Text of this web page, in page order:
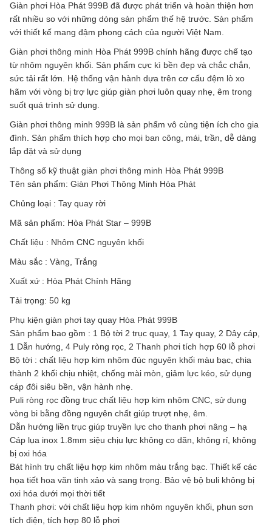
Giàn phơi Hòa Phát 999B đã được phát triển và hoàn thiện hơn
rất nhiều so với những dòng sản phẩm thế hệ trước. Sản phẩm
với thiết kế mang đậm phong cách của người Việt Nam.
Giàn phơi thông minh Hòa Phát 999B chính hãng được chế tạo
từ nhôm nguyên khối. Sản phẩm cực kì bền đẹp và chắc chắn,
sức tải rất lớn. Hệ thống vận hành dựa trên cơ cấu đệm lò xo
hãm với vòng bị trợ lực giúp giàn phơi luôn quay nhẹ, êm trong
suốt quá trình sử dụng.
Giàn phơi thông minh 999B là sản phẩm vô cùng tiện ích cho gia
đình. Sản phẩm thích hợp cho mọi ban công, mái, trần, dễ dàng
lắp đặt và sử dụng
Thông số kỹ thuật giàn phơi thông minh Hòa Phát 999B
Tên sản phẩm: Giàn Phơi Thông Minh Hòa Phát
Chủng loại : Tay quay rời
Mã sản phẩm: Hòa Phát Star – 999B
Chất liệu : Nhôm CNC nguyên khối
Màu sắc : Vàng, Trắng
Xuất xứ : Hòa Phát Chính Hãng
Tải trọng: 50 kg
Phụ kiện giàn phơi tay quay Hòa Phát 999B
Sản phẩm bao gồm : 1 Bộ tời 2 trục quay, 1 Tay quay, 2 Dây cáp,
1 Dẫn hướng, 4 Puly ròng rọc, 2 Thanh phơi tích hợp 60 lỗ phơi
Bộ tời : chất liệu hợp kim nhôm đúc nguyên khối màu bạc, chia
thành 2 khối chịu nhiệt, chống mài mòn, giảm lực kéo, sử dụng
cáp đôi siêu bền, vận hành nhẹ.
Puli ròng rọc đồng trục chất liệu hợp kim nhôm CNC, sử dụng
vòng bi bằng đồng nguyên chất giúp trượt nhẹ, êm.
Dẫn hướng liền trục giúp truyền lực cho thanh phơi nâng – hạ
Cáp lụa inox 1.8mm siệu chịu lực không co dãn, không rỉ, không
bị oxi hóa
Bát hình trụ chất liệu hợp kim nhôm màu trắng bạc. Thiết kế các
họa tiết hoa văn tinh xảo và sang trọng. Bảo vệ bộ buli không bị
oxi hóa dưới mọi thời tiết
Thanh phơi: với chất liệu hợp kim nhôm nguyên khối, phun sơn
tích điện, tích hợp 80 lỗ phơi